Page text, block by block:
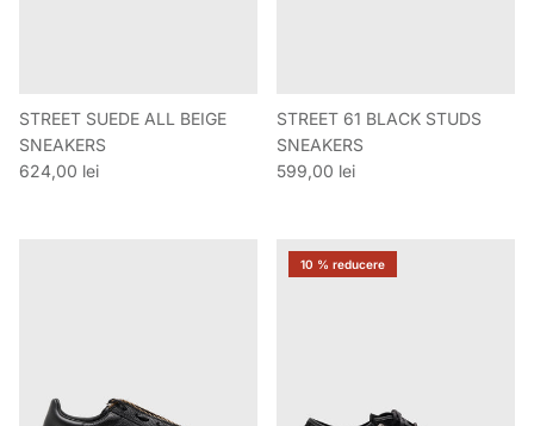
STREET SUEDE ALL BEIGE
SNEAKERS
Preț obișnuit
624,00 lei
STREET 61 BLACK STUDS
SNEAKERS
Preț obișnuit
599,00 lei
10 % reducere